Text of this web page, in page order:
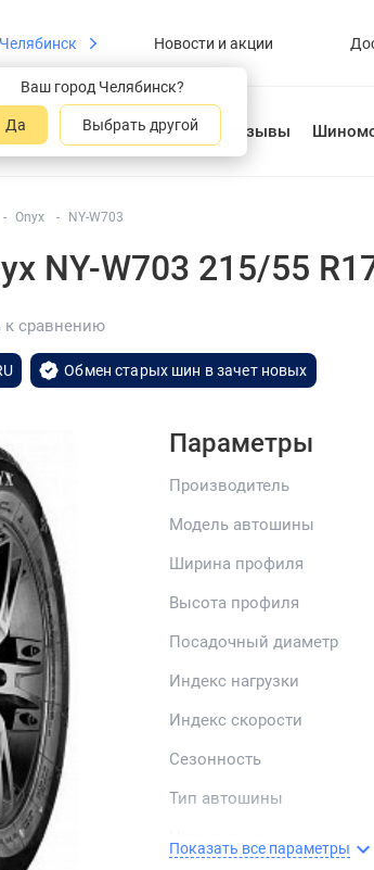
Челябинск
Ваш город Челябинск?
Да Выбрать другой
Новости и акции
О нас Отзывы
Onyx NY-W703
NY-W703 215/55
к сравнению
Обмен старых шин в зачет новых
Параметры
Производитель
Модель автошины
Ширина профиля
Высота профиля
Посадочный диаметр
Индекс нагрузки
Индекс скорости
Сезонность
Тип автошины
Показать все параметры